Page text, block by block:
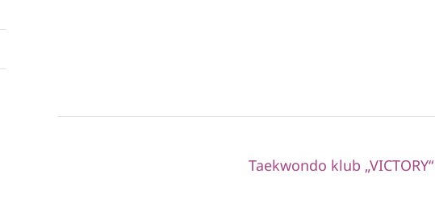
Taekwondo klub „VICTORY“